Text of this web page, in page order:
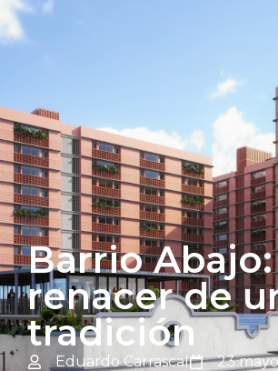
Barrio Abajo:
renacer de
tradición
Eduardo Carrascal
23